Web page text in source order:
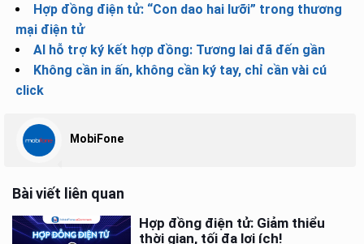
Hợp đồng điện tử: “Con dao hai lưỡi” trong thương
mại điện tử
AI hỗ trợ ký kết hợp đồng: Tương lai đã đến gần
Không cần in ấn, không cần ký tay, chỉ cần vài cú
click
MobiFone
Bài viết liên quan
Hợp đồng điện tử: Giảm thiểu
thời gian, tối đa lợi ích!